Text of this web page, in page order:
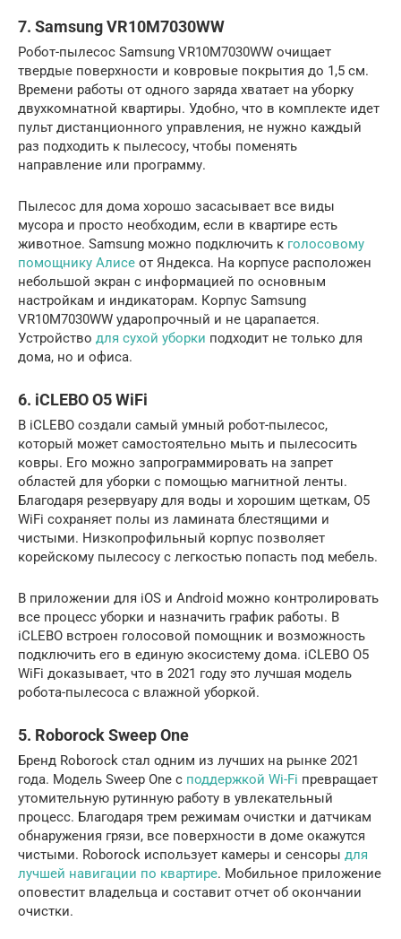
7. Samsung VR10M7030WW
Робот-пылесос Samsung VR10M7030WW очищает
твердые поверхности и ковровые покрытия до 1,5 см.
Времени работы от одного заряда хватает на уборку
двухкомнатной квартиры. Удобно, что в комплекте идет
пульт дистанционного управления, не нужно каждый
раз подходить к пылесосу, чтобы поменять
направление или программу.
Пылесос для дома хорошо засасывает все виды
мусора и просто необходим, если в квартире есть
животное. Samsung можно подключить к голосовому
помощнику Алисе от Яндекса. На корпусе расположен
небольшой экран с информацией по основным
настройкам и индикаторам. Корпус Samsung
VR10M7030WW ударопрочный и не царапается.
Устройство для сухой уборки подходит не только для
дома, но и офиса.
6. iCLEBO O5 WiFi
В iCLEBO создали самый умный робот-пылесос,
который может самостоятельно мыть и пылесосить
ковры. Его можно запрограммировать на запрет
областей для уборки с помощью магнитной ленты.
Благодаря резервуару для воды и хорошим щеткам, O5
WiFi сохраняет полы из ламината блестящими и
чистыми. Низкопрофильный корпус позволяет
корейскому пылесосу с легкостью попасть под мебель.
В приложении для iOS и Android можно контролировать
все процесс уборки и назначить график работы. В
iCLEBO встроен голосовой помощник и возможность
подключить его в единую экосистему дома. iCLEBO O5
WiFi доказывает, что в 2021 году это лучшая модель
робота-пылесоса с влажной уборкой.
5. Roborock Sweep One
Бренд Roborock стал одним из лучших на рынке 2021
года. Модель Sweep One с поддержкой Wi-Fi превращает
утомительную рутинную работу в увлекательный
процесс. Благодаря трем режимам очистки и датчикам
обнаружения грязи, все поверхности в доме окажутся
чистыми. Roborock использует камеры и сенсоры для
лучшей навигации по квартире. Мобильное приложение
оповестит владельца и составит отчет об окончании
очистки.